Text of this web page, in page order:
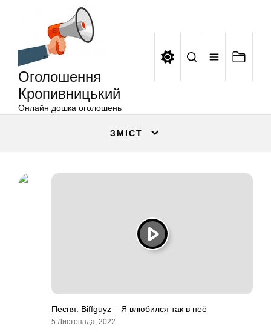
Оголошення
Кропивницький
Онлайн дошка оголошень
ЗМІСТ
Песня: Biffguyz – Я влюбился так в неё
5 Листопада, 2022